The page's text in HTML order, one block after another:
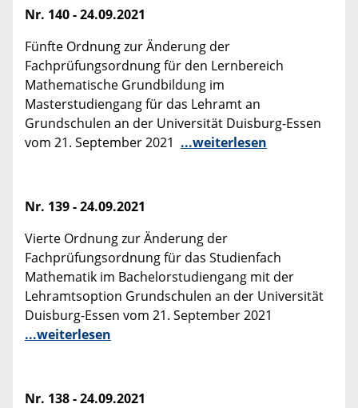
Nr. 140 - 24.09.2021
Fünfte Ordnung zur Änderung der
Fachprüfungsordnung für den Lernbereich
Mathematische Grundbildung im
Masterstudiengang für das Lehramt an
Grundschulen an der Universität Duisburg-Essen
vom 21. September 2021 ...weiterlesen
Nr. 139 - 24.09.2021
Vierte Ordnung zur Änderung der
Fachprüfungsordnung für das Studienfach
Mathematik im Bachelorstudiengang mit der
Lehramtsoption Grundschulen an der Universität
Duisburg-Essen vom 21. September 2021
...weiterlesen
Nr. 138 - 24.09.2021